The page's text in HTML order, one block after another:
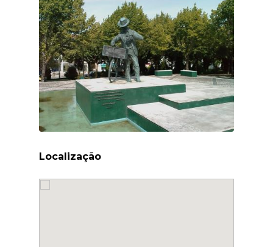
Localização